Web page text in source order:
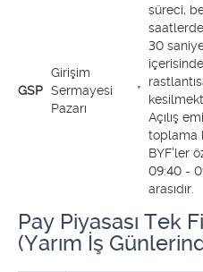
GSP
Girişim
Sermayesi
Pazarı
*
süreci,
30
içerisinde
Açılış
toplama
BYF'ler
09:40 -
arasıdır.
Pay Piyasası Tek
(Yarım İş